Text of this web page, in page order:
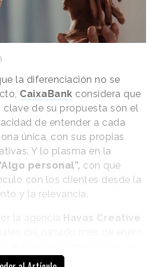
la diferenciación no se
CaixaBank considera que
de su propuesta son el
de entender a cada
única, con sus propias
Y lo plasma en la
personal”, con que
con los clientes desde la
y la relevancia.
la agencia Havas Creative